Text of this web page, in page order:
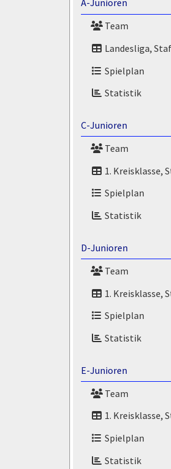
A-Junioren
Team
Landesliga,
Spielplan
Statistik
C-Junioren
Team
1. Kreisklasse,
Spielplan
Statistik
D-Junioren
Team
1. Kreisklasse,
Spielplan
Statistik
E-Junioren
Team
1. Kreisklasse,
Spielplan
Statistik